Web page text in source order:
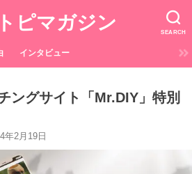
SEARCH
ピマガジン
インタビュー
ングサイト「Mr.DIY」特別
年2月19日